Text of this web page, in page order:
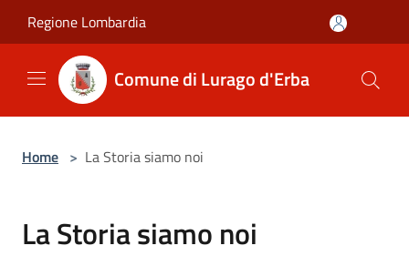
Regione Lombardia
Comune di Lurago d'Erba
Home > La Storia siamo noi
La Storia siamo noi